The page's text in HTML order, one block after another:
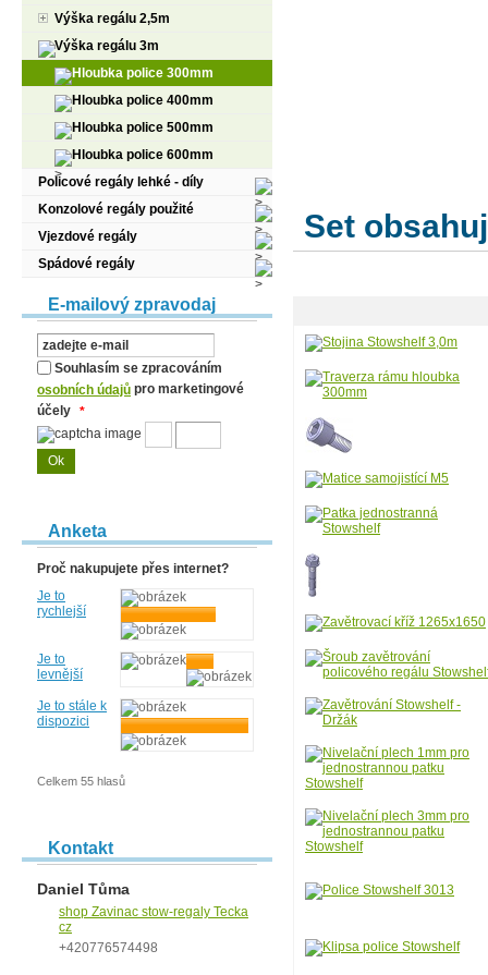
Set
Výška regálu 2,5m
Výška regálu 3m
Hloubka police 300mm
Hloubka police 400mm
Hloubka police 500mm
Hloubka police 600mm
Policové regály lehké - díly
Konzolové regály použité
Vjezdové regály
Spádové regály
E-mailový zpravodaj
Souhlasím se zpracováním
osobních údajů pro marketingové
účely *
Anketa
Proč nakupujete přes internet?
Je to
rychlejší
Je to
levnější
Je to stále k
dispozici
Celkem 55 hlasů
Kontakt
Daniel Tůma
shop Zavinac stow-regaly Tecka
cz
+420776574498